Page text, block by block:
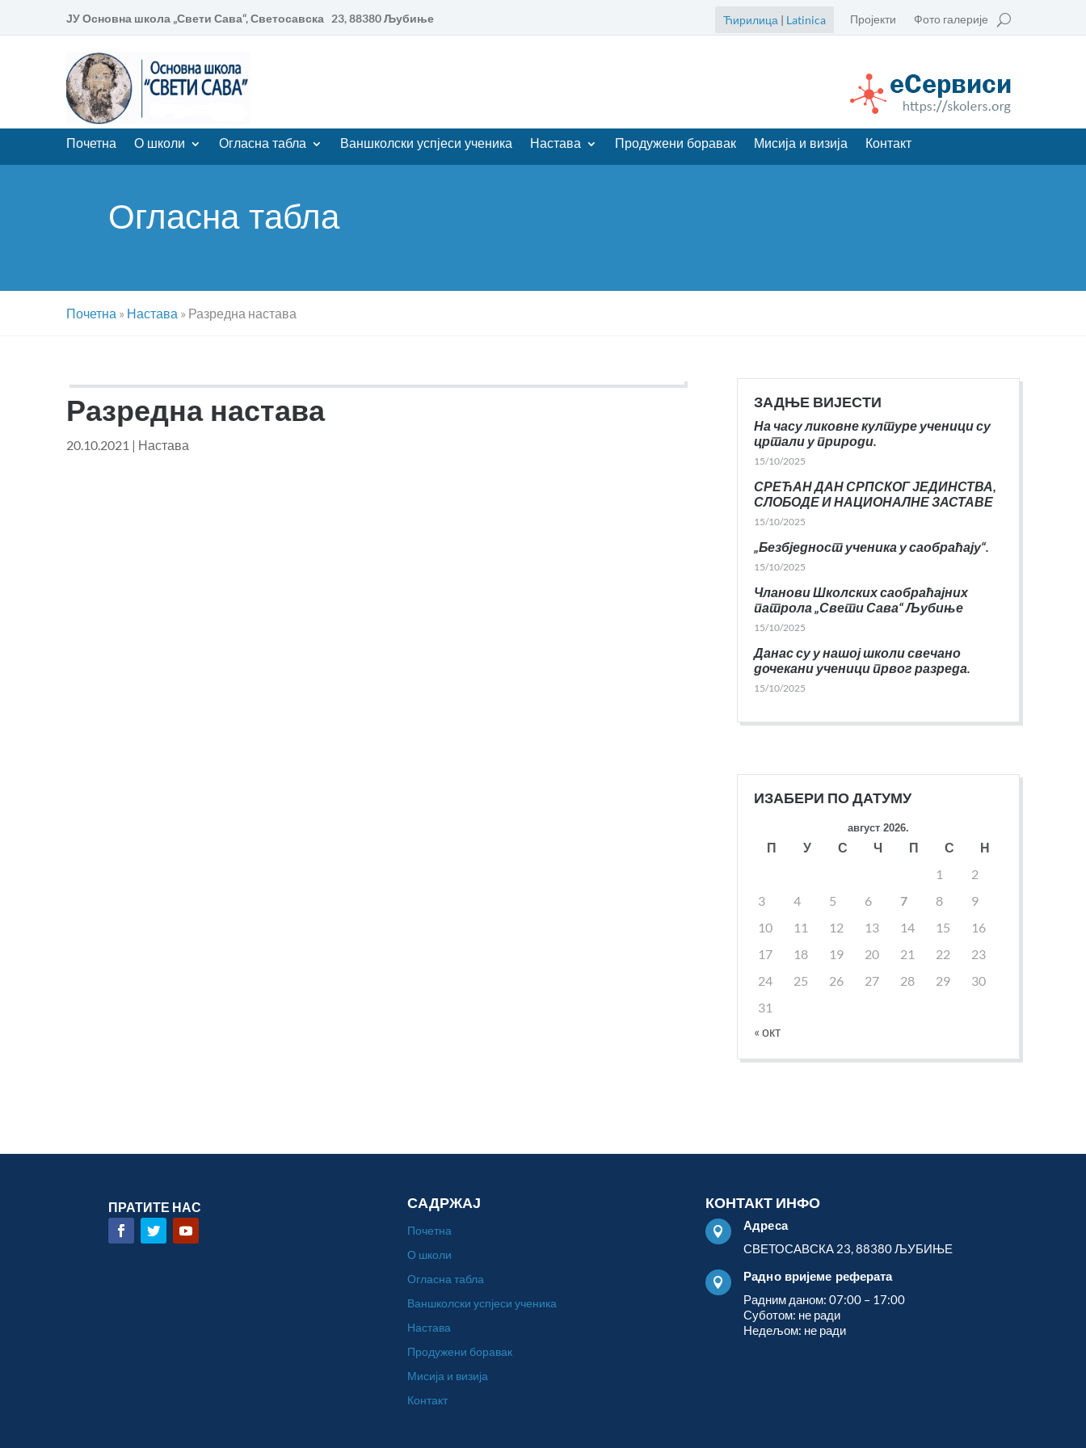
ЈУ Основна школа „Свети Сава“, Светосавска 23, 88380 Љубиње Пројекти Фото галерије
Ћирилица | Latinica
Почетна О школи Огласна табла Ваншколски успјеси ученика Настава Продужени боравак Мисија и визија Контакт
Огласна табла
Почетна » Настава » Разредна настава
Разредна настава
20.10.2021 | Настава
ЗАДЊЕ ВИЈЕСТИ
На часу ликовне културе ученици су
цртали у природи.
15/10/2025
СРЕЋАН ДАН СРПСКОГ ЈЕДИНСТВА,
СЛОБОДЕ И НАЦИОНАЛНЕ ЗАСТАВЕ
15/10/2025
„Безбједност ученика у саобраћају“.
15/10/2025
Чланови Школских саобраћајних
патрола „Свети Сава“ Љубиње
15/10/2025
Данас су у нашој школи свечано
дочекани ученици првог разреда.
15/10/2025
ИЗАБЕРИ ПО ДАТУМУ
август 2026.
П У С Ч П С
Н
1
2
3
4 5 6 7 8
9
10
11 12 13 14 15
16
17
18 19 20 21 22
23
24
25 26 27 28 29
30
31
« окт
ПРАТИТЕ НАС САДРЖАЈ
Почетна
О школи
Огласна табла
Ваншколски успјеси ученика
Настава
Продужени боравак
Мисија и визија
Контакт
КОНТАКТ ИНФО

Адреса
СВЕТОСАВСКА 23, 88380 ЉУБИЊЕ

Радно вријеме реферата
Радним даном: 07:00 – 17:00
Суботом: не ради
Недељом: не ради